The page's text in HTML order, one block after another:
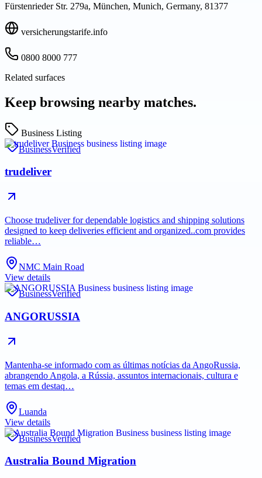
Fürstenrieder Str. 279a, München, Munich, Germany, 81377
versicherungstarife.info
0800 8000 777
Related surfaces
Keep browsing nearby matches.
Business Listing
BusinessVerified
trudeliver
Choose trudeliver for dependable logistics and shipping solutions
designed to keep deliveries efficient and organized..com provides
reliable…
NMC Main Road
View details
BusinessVerified
ANGORUSSIA
Mantenha-se informado com as últimas notícias da AngoRussia,
abrangendo Angola, a Rússia, assuntos internacionais, cultura e
temas em destaq…
Luanda
View details
BusinessVerified
Australia Bound Migration